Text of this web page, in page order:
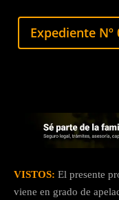
Expediente Nº
VISTOS: El presente
viene en grado de